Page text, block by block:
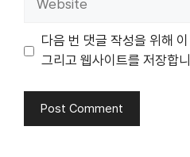
다음 번 댓글 작성을 위해
그리고 웹사이트를 저장합